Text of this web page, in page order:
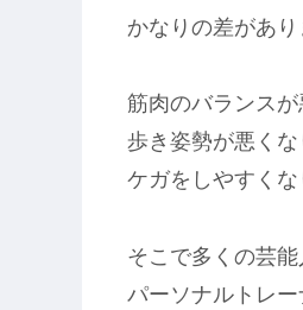
かなりの差があり
筋肉のバランスが
歩き姿勢が悪くな
ケガをしやすくな
そこで多くの芸
パーソナルトレ